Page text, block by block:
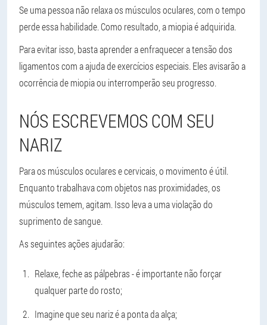
Se uma pessoa não relaxa os músculos oculares, com o tempo
perde essa habilidade. Como resultado, a miopia é adquirida.
Para evitar isso, basta aprender a enfraquecer a tensão dos
ligamentos com a ajuda de exercícios especiais. Eles avisarão a
ocorrência de miopia ou interromperão seu progresso.
NÓS ESCREVEMOS COM SEU
NARIZ
Para os músculos oculares e cervicais, o movimento é útil.
Enquanto trabalhava com objetos nas proximidades, os
músculos temem, agitam. Isso leva a uma violação do
suprimento de sangue.
As seguintes ações ajudarão:
Relaxe, feche as pálpebras - é importante não forçar
qualquer parte do rosto;
Imagine que seu nariz é a ponta da alça;